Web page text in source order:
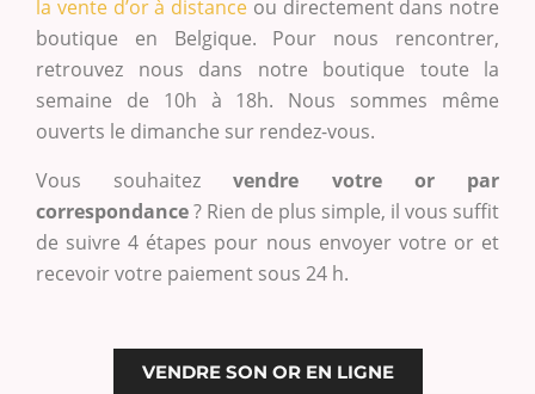
la vente d’or à distance ou directement dans notre
boutique en Belgique. Pour nous rencontrer,
retrouvez nous dans notre boutique toute la
semaine de 10h à 18h. Nous sommes même
ouverts le dimanche sur rendez-vous.
Vous souhaitezvendre votre or par
correspondance? Rien de plus simple, il vous suffit
de suivre 4 étapes pour nous envoyer votre or et
recevoir votre paiement sous 24 h.
VENDRE SON OR EN LIGNE